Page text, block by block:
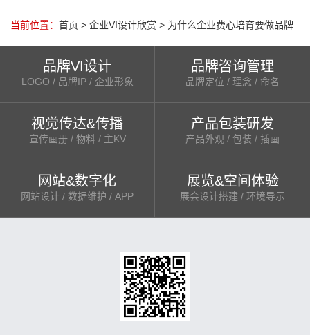
当前位置： 首页 > 企业VI设计欣赏 > 为什么企业费心培育要做品牌
品牌VI设计
LOGO / 品牌IP / 企业形象
品牌咨询管理
品牌定位 / 理念 / 命名
视觉传达&传播
宣传画册 / 物料 / 主KV
产品包装研发
产品外观 / 包装 / 插画
网站&数字化
网站设计 / 数据维护 / APP
展览&空间体验
展会设计搭建 / 环境导示